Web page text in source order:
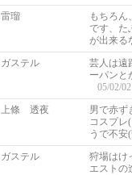
雷瑠
もちろん
です、た
が出来る
ガステル
芸人は遠
ーパンと
05/02/
上條 透夜
男で赤ず
コスプレ
うで不安
ガステル
狩場はけ
エストの